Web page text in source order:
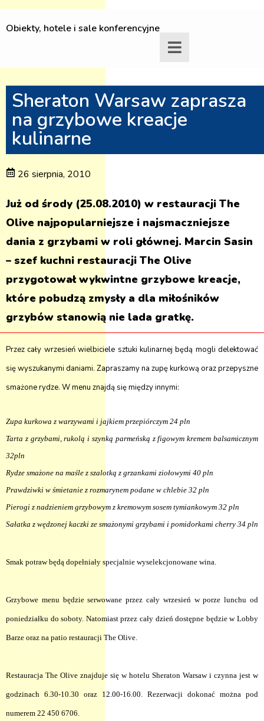
Obiekty, hotele i sale konferencyjne
Sheraton Warsaw zaprasza
na grzybowe kreacje
kulinarne
26 sierpnia, 2010
Już od środy (25.08.2010) w restauracji The
Olive najpopularniejsze i najsmaczniejsze
dania z grzybami w roli głównej. Marcin Sasin
– szef kuchni restauracji The Olive
przygotował wykwintne grzybowe kreacje,
które pobudzą zmysły a dla miłośników
grzybów stanowią nie lada gratkę.
Przez cały wrzesień wielbiciele sztuki kulinarnej będą mogli delektować
się wyszukanymi daniami. Zapraszamy na zupę kurkową oraz przepyszne
smażone rydze. W menu znajdą się między innymi:
Zupa kurkowa z warzywami i jajkiem przepiórczym 24 pln
Tarta z grzybami, rukolą i szynką parmeńską z figowym kremem balsamicznym
32pln
Rydze smażone na maśle z szalotką z grzankami ziołowymi 40 pln
Prawdziwki w śmietanie z rozmarynem podane w chlebie 32 pln
Pierogi z nadzieniem grzybowym z kremowym sosem tymiankowym 32 pln
Sałatka z wędzonej kaczki ze smażonymi grzybami i pomidorkami cherry 34 pln
Smak potraw będą dopełniały specjalnie wyselekcjonowane wina.
Grzybowe menu będzie serwowane przez cały wrzesień w porze lunchu od
poniedziałku do soboty. Natomiast przez cały dzień dostępne będzie w Lobby
Barze oraz na patio restauracji The Olive.
Restauracja The Olive znajduje się w hotelu Sheraton Warsaw i czynna jest w
godzinach 6.30-10.30 oraz 12.00-16.00. Rezerwacji dokonać można pod
numerem 22 450 6706.